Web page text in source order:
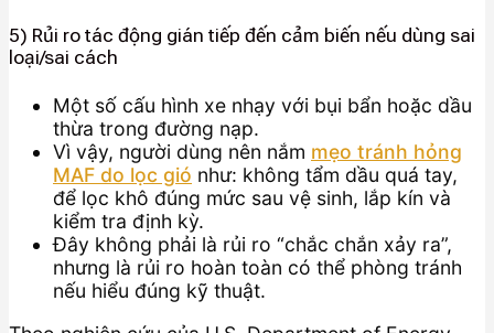
5) Rủi ro tác động gián tiếp đến cảm biến nếu dùng sai
loại/sai cách
Một số cấu hình xe nhạy với bụi bẩn hoặc dầu
thừa trong đường nạp.
Vì vậy, người dùng nên nắm mẹo tránh hỏng
MAF do lọc gió như: không tẩm dầu quá tay,
để lọc khô đúng mức sau vệ sinh, lắp kín và
kiểm tra định kỳ.
Đây không phải là rủi ro “chắc chắn xảy ra”,
nhưng là rủi ro hoàn toàn có thể phòng tránh
nếu hiểu đúng kỹ thuật.